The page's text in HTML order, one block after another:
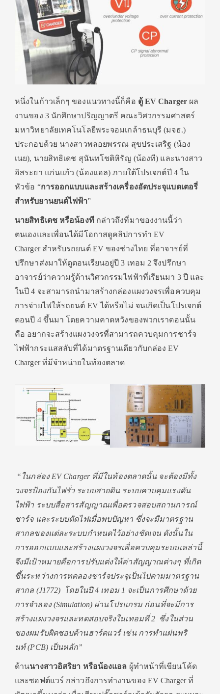
หนึ่งในก้าวเล็กๆ ของแนวทางนี้ก็คือ ตู้ EV Chargerผล
งานของ 3 นักศึกษาปริญญาตรี คณะวิศวกรรมศาสตร์
มหาวิทยาลัยเทคโนโลยีพระจอมเกล้าธนบุรี (มจธ.)
ประกอบด้วย นางสาวพลอยพรรณ สุขประเสริฐ (น้อง
เนย), นายสิทธิเดช สุนันทโชติหิรัญ (น้องที) และนางสาว
อิสระยา แก่นแก้ว (น้องแอล) ภายใต้โปรเจกต์ปี 4 ใน
หัวข้อ “การออกแบบและสร้างเครื่องอัดประจุแบตเตอรี่
สำหรับยานยนต์ไฟฟ้า”
นายสิทธิเดช หรือน้องทีกล่าวถึงที่มาของงานนี้ว่า
ตนเองและเพื่อนได้มีโอกาสดูคลิปการทำ EV
Charger สำหรับรถยนต์ EV ของช่างไทย ที่อาจารย์ที่
ปรึกษาส่งมาให้ดูตอนเรียนอยู่ปี 3 เทอม 2 จึงปรึกษา
อาจารย์ว่าความรู้ด้านวิศวกรรมไฟฟ้าที่เรียนมา 3 ปี และ
ในปี 4 จะสามารถนำมาสร้างกล่องแผงวงจรเพื่อควบคุม
การจ่ายไฟให้รถยนต์ EV ได้หรือไม่ จนเกิดเป็นโปรเจกต์
ตอนปี 4 ขึ้นมา โดยความคาดหวังของพวกเราตอนนั้น
คือ อยากจะสร้างแผงวงจรที่สามารถควบคุมการชาร์จ
ไฟฟ้ากระแสสลับที่ได้มาตรฐานเดียวกับกล่อง EV
Charger ที่มีจำหน่ายในท้องตลาด
“ในกล่องEV Charger ที่มีในท้องตลาดนั้น จะต้องมีทั้ง
วงจรป้องกันไฟรั่ว ระบบสายดิน ระบบควบคุมแรงดัน
ไฟฟ้า ระบบสื่อสารสัญญาณเพื่อตรวจสอบสถานการณ์
ชาร์จ และระบบตัดไฟเมื่อพบปัญหา ซึ่งจะมีมาตรฐาน
สากลของแต่ละระบบกำหนดไว้อย่างชัดเจน ดังนั้นใน
การออกแบบและสร้างแผงวงจรเพื่อควบคุมระบบเหล่านี้
จึงมีเป้าหมายคือการปรับแต่งให้ค่าสัญญาณต่างๆ ที่เกิด
ขึ้นระหว่างการทดลองชาร์จประจุเป็นไปตามมาตรฐาน
สากล (J1772) โดยในปี 4 เทอม 1 จะเป็นการศึกษาด้วย
การจำลอง (Simulation) ผ่านโปรแกรม ก่อนที่จะมีการ
สร้างแผงวงจรและทดสอบจริงในเทอมที่ 2 ซึ่งในส่วน
ของผมรับผิดชอบด้านฮาร์ดแวร์ เช่น การทําแผ่นพริ
นท์ (PCB) เป็นหลัก”
ด้านนางสาวอิสริยา หรือน้องแอล ผู้ทำหน้าที่เขียนโค้ด
และซอฟต์แวร์ กล่าวถึงการทำงานของ EV Charger ที่